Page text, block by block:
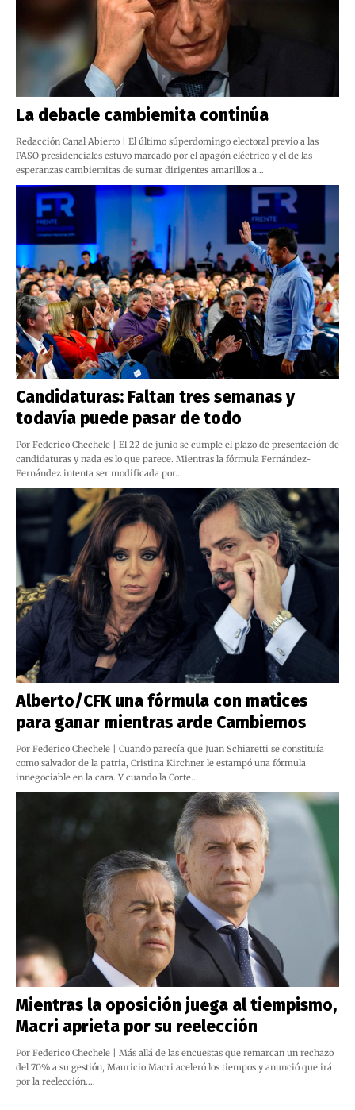
La debacle cambiemita continúa
Redacción Canal Abierto | El último súperdomingo electoral previo a las
PASO presidenciales estuvo marcado por el apagón eléctrico y el de las
esperanzas cambiemitas de sumar dirigentes amarillos a…
Candidaturas: Faltan tres semanas y
todavía puede pasar de todo
Por Federico Chechele | El 22 de junio se cumple el plazo de presentación de
candidaturas y nada es lo que parece. Mientras la fórmula Fernández-
Fernández intenta ser modificada por…
Alberto/CFK una fórmula con matices
para ganar mientras arde Cambiemos
Por Federico Chechele | Cuando parecía que Juan Schiaretti se constituía
como salvador de la patria, Cristina Kirchner le estampó una fórmula
innegociable en la cara. Y cuando la Corte…
Mientras la oposición juega al tiempismo,
Macri aprieta por su reelección
Por Federico Chechele | Más allá de las encuestas que remarcan un rechazo
del 70% a su gestión, Mauricio Macri aceleró los tiempos y anunció que irá
por la reelección.…